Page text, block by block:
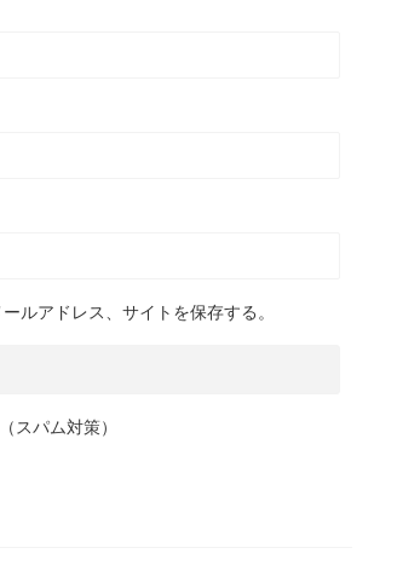
ルアドレス、サイトを保存する。
スパム対策）